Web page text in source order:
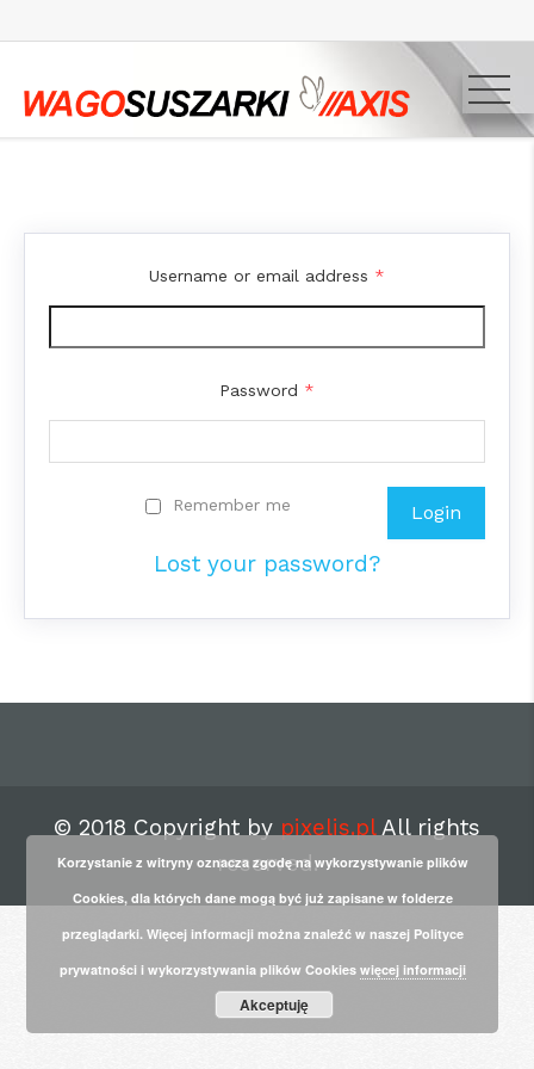
Username or email address *
Password *
Remember me
Lost your password?
© 2018 Copyright by pixelis.plAll rights
reserved.
Korzystanie z witryny oznacza zgodę na wykorzystywanie plików
Cookies, dla których dane mogą być już zapisane w folderze
przeglądarki. Więcej informacji można znaleźć w naszej Polityce
prywatności i wykorzystywania plików Cookies więcej informacji
Akceptuję